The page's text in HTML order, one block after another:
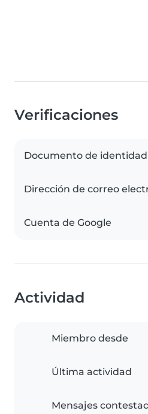
Verificaciones
Documento de
Dirección de correo
Cuenta de Google
Actividad
Miembro desde
Última actividad
Mensajes